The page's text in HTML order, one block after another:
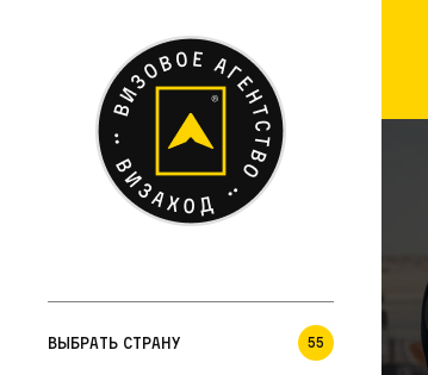
Выбрать страну 55